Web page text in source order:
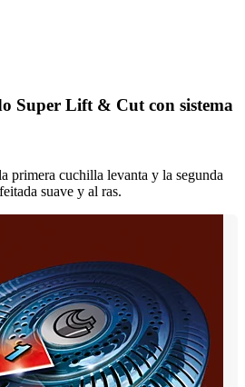
Super Lift & Cut con sistema
primera cuchilla levanta y la segunda
suave y al ras.